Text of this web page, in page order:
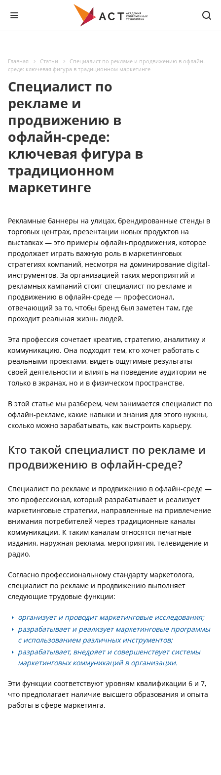
Главная Статьи
Специалист по рекламе и продвижению в офлайн-
среде: ключевая фигура в традиционном маркетинге
Специалист по
рекламе и
продвижению в
офлайн-среде:
ключевая фигура в
традиционном
маркетинге
Рекламные баннеры на улицах, брендированные стенды в
торговых центрах, презентации новых продуктов на
выставках — это примеры офлайн-продвижения, которое
продолжает играть важную роль в маркетинговых
стратегиях компаний, несмотря на доминирование digital-
инструментов. За организацией таких мероприятий и
рекламных кампаний стоит специалист по рекламе и
продвижению в офлайн-среде — профессионал,
отвечающий за то, чтобы бренд был заметен там, где
проходит реальная жизнь людей.
Эта профессия сочетает креатив, стратегию, аналитику и
коммуникацию. Она подходит тем, кто хочет работать с
реальными проектами, видеть ощутимые результаты
своей деятельности и влиять на поведение аудитории не
только в экранах, но и в физическом пространстве.
В этой статье мы разберем, чем занимается специалист по
офлайн-рекламе, какие навыки и знания для этого нужны,
сколько можно зарабатывать, как выстроить карьеру.
Кто такой специалист по рекламе и
продвижению в офлайн-среде?
Специалист по рекламе и продвижению в офлайн-среде —
это профессионал, который разрабатывает и реализует
маркетинговые стратегии, направленные на привлечение
внимания потребителей через традиционные каналы
коммуникации. К таким каналам относятся печатные
издания, наружная реклама, мероприятия, телевидение и
радио.
Согласно профессиональному стандарту маркетолога,
специалист по рекламе и продвижению выполняет
следующие трудовые функции:
организует и проводит маркетинговые исследования;
разрабатывает и реализует маркетинговые программы
с использованием различных инструментов;
разрабатывает, внедряет и совершенствует системы
маркетинговых коммуникаций в организации.
Эти функции соответствуют уровням квалификации 6 и 7,
что предполагает наличие высшего образования и опыта
работы в сфере маркетинга.